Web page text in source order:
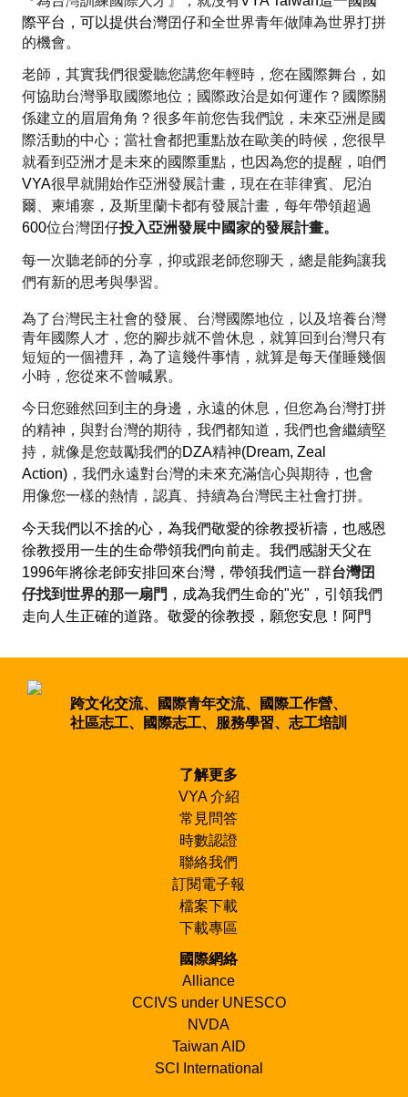
際平台，可以提供台灣囝仔和全世界青年做陣為世界打拼
的機會。
老師，其實我們很愛聽您講您年輕時，您在國際舞台，如
何協助台灣爭取國際地位；國際政治是如何運作？國際關
係建立的眉眉角角？很多年前您告我們說，未來亞洲是國
際活動的中心；當社會都把重點放在歐美的時候，您很早
就看到亞洲才是未來的國際重點，也因為您的提醒，咱們
VYA很早就開始作亞洲發展計畫，現在在菲律賓、尼泊
爾、柬埔寨，及斯里蘭卡都有發展計畫，每年帶領超過
600位台灣囝仔投入亞洲發展中國家的發展計畫。
每一次聽老師的分享，抑或跟老師您聊天，總是能夠讓我
們有新的思考與學習。
為了台灣民主社會的發展、台灣國際地位，以及培養台灣
青年國際人才，您的腳步就不曾休息，就算回到台灣只有
短短的一個禮拜，為了這幾件事情，就算是每天僅睡幾個
小時，您從來不曾喊累。
今日您雖然回到主的身邊，永遠的休息，但您為台灣打拼
的精神，與對台灣的期待，我們都知道，我們也會繼續堅
持，就像是您鼓勵我們的DZA精神(Dream, Zeal
Action) ，我們永遠對台灣的未來充滿信心與期待，也會
用像您一樣的熱情，認真、持續為台灣民主社會打拼。
今天我們以不捨的心，為我們敬愛的徐教授祈禱，也感恩
徐教授用一生的生命帶領我們向前走。我們感謝天父在
1996年將徐老師安排回來台灣，帶領我們這一群台灣囝
仔找到世界的那一扇門 ，成為我們生命的"光" ，引領我們
走向人生正確的道路。敬愛的徐教授，願您安息！阿門
跨文化交流、國際青年交流、國際工作營、
社區志工、國際志工、服務學習、志工培訓
了解更多
VYA 介紹
常見問答
時數認證
聯絡我們
訂閱電子報
檔案下載
下載專區
國際網絡
Alliance
CCIVS under UNESCO
NVDA
Taiwan AID
SCI International